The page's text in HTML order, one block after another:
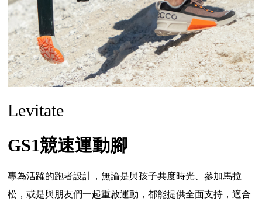
Levitate
GS1競速運動腳
專為活躍的跑者設計 ，無論是與孩子共度時光、參加馬拉
松，或是與朋友們一起重啟運動，都能提供全面支持，適合